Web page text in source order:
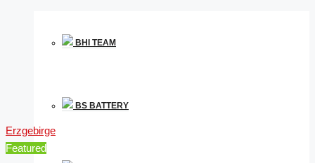
BHI TEAM
BS BATTERY
Erzgebirge
Featured